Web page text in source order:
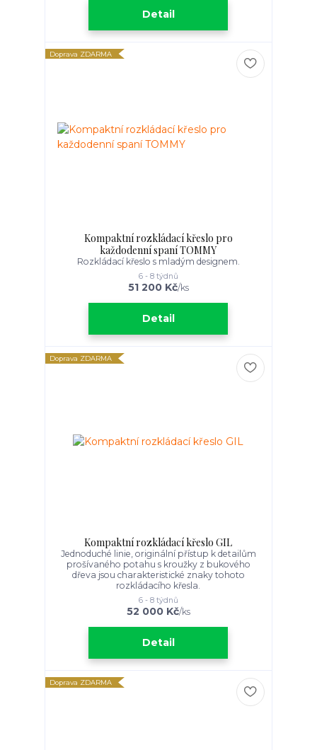
Detail
Doprava ZDARMA
Kompaktní rozkládací křeslo pro
každodenní spaní TOMMY
Rozkládací křeslo s mladým designem.
51 200 Kč/ks
6 - 8 týdnů
Detail
Doprava ZDARMA
Kompaktní rozkládací křeslo GIL
Jednoduché linie, originální přístup k detailům
prošívaného potahu s kroužky z bukového
dřeva jsou charakteristické znaky tohoto
rozkládacího křesla.
52 000 Kč/ks
6 - 8 týdnů
Detail
Doprava ZDARMA